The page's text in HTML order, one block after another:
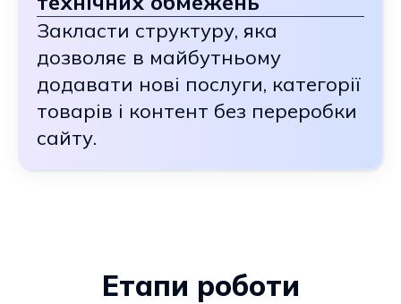
Закласти структуру, яка
дозволяє в майбутньому
додавати нові послуги, категорії
товарів і контент без переробки
сайту.
Етапи роботи